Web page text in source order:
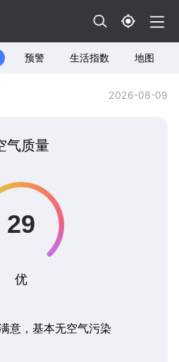
预警 生活指数 地图
2026-08-09
气质量
优
意，基本无空气污染